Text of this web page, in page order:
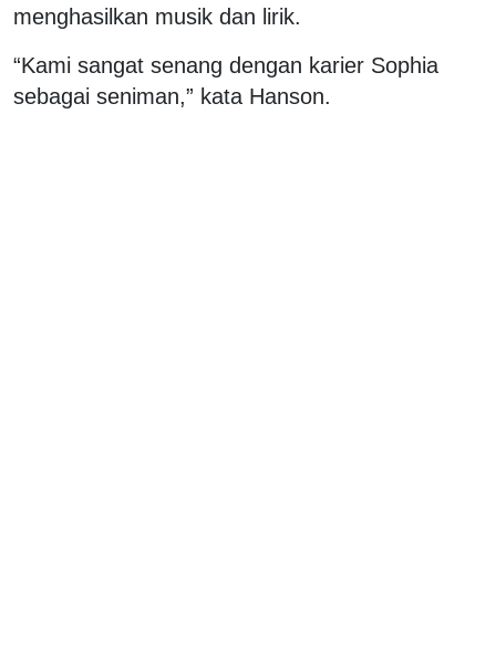
menghasilkan musik dan lirik.
“Kami sangat senang dengan karier Sophia
sebagai seniman,” kata Hanson.